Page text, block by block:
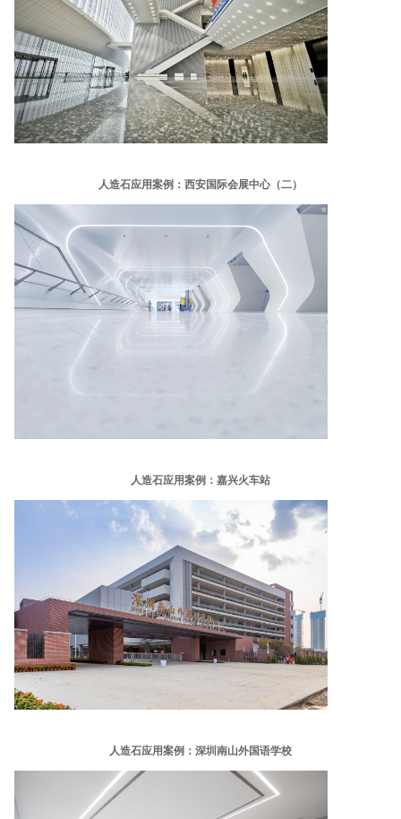
人造石应用案例：西安国际会展中心（二）
人造石应用案例：嘉兴火车站
人造石应用案例：深圳南山外国语学校